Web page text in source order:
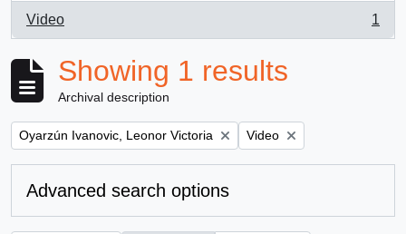
Video
, 1 results
1
Showing 1 results
Archival description
Remove filter:
Oyarzún Ivanovic, Leonor Victoria Remove filter:
Video
Advanced search options